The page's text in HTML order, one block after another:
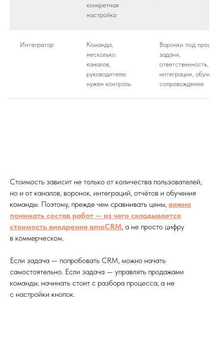
конкретная
настройка
Интегратор
Команда,
несколько
каналов,
руководителю
нужен контроль
Воронки под
задачи,
ответственность,
интеграции,
сопровождение
Стоимость зависит не только от количества пользователей,
но и от каналов, воронок, интеграций, отчётов и обучения
команды. Поэтому, прежде чем сравнивать цены, важно
понимать состав работ — из чего складывается
стоимость внедрения amoCRM, а не просто цифру
в коммерческом.
Если задача — попробовать CRM, можно начать
самостоятельно. Если задача — управлять продажами
команды, начинать стоит с разбора процесса, а не
с настройки кнопок.